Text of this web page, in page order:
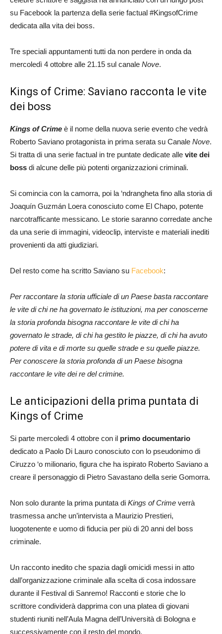
su Facebook la partenza della serie factual #KingsofCrime
dedicata alla vita dei boss.
Tre speciali appuntamenti tutti da non perdere in onda da
mercoledì 4 ottobre alle 21.15 sul canale Nove.
Kings of Crime: Saviano racconta le vite
dei boss
Kings of Crime è il nome della nuova serie evento che vedrà
Roberto Saviano protagonista in prima serata su Canale Nove.
Si tratta di una serie factual in tre puntate dedicate alle vite dei
boss di alcune delle più potenti organizzazioni criminali.
Si comincia con la camorra, poi la ‘ndrangheta fino alla storia di
Joaquín Guzmán Loera conosciuto come El Chapo, potente
narcotrafficante messicano. Le storie saranno corredate anche
da una serie di immagini, videoclip, interviste e materiali inediti
provenienti da atti giudiziari.
Del resto come ha scritto Saviano su Facebook:
Per raccontare la storia ufficiale di un Paese basta raccontare
le vite di chi ne ha governato le istituzioni, ma per conoscerne
la storia profonda bisogna raccontare le vite di chi ha
governato le strade, di chi ha gestito le piazze, di chi ha avuto
potere di vita e di morte su quelle strade e su quelle piazze.
Per conoscere la storia profonda di un Paese bisogna
raccontare le vite dei re del crimine.
Le anticipazioni della prima puntata di
Kings of Crime
Si parte mercoledì 4 ottobre con il primo documentario
dedicato a Paolo Di Lauro conosciuto con lo pseudonimo di
Ciruzzo ‘o milionario, figura che ha ispirato Roberto Saviano a
creare il personaggio di Pietro Savastano della serie Gomorra.
Non solo durante la prima puntata di Kings of Crime verrà
trasmessa anche un’intervista a Maurizio Prestieri,
luogotenente e uomo di fiducia per più di 20 anni del boss
criminale.
Un racconto inedito che spazia dagli omicidi messi in atto
dall’organizzazione criminale alla scelta di cosa indossare
durante il Festival di Sanremo! Racconti e storie che lo
scrittore condividerà dapprima con una platea di giovani
studenti riuniti nell’Aula Magna dell’Università di Bologna e
successivamente con il resto del mondo.